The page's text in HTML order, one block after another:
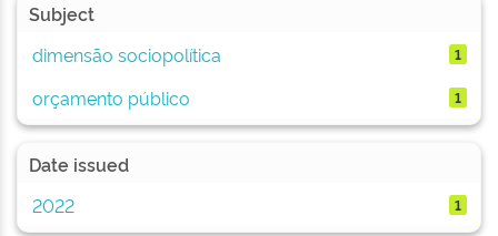
Subject
dimensão sociopolítica
1
orçamento público 1
Date issued
2022
1